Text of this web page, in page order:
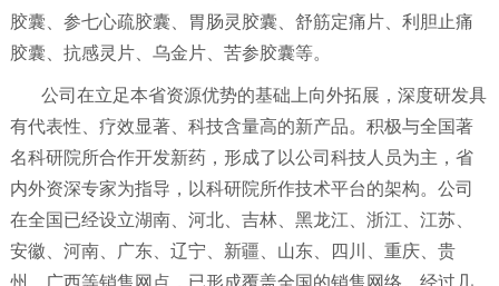
胶囊、参七心疏胶囊、胃肠灵胶囊、舒筋定痛片、利胆止痛
胶囊、抗感灵片、乌金片、苦参胶囊等。
公司在立足本省资源优势的基础上向外拓展，深度研发具
有代表性、疗效显著、科技含量高的新产品。积极与全国著
名科研院所合作开发新药，形成了以公司科技人员为主，省
内外资深专家为指导，以科研院所作技术平台的架构。公司
在全国已经设立湖南、河北、吉林、黑龙江、浙江、江苏、
安徽、河南、广东、辽宁、新疆、山东、四川、重庆、贵
州、广西等销售网点，已形成覆盖全国的销售网络。经过几